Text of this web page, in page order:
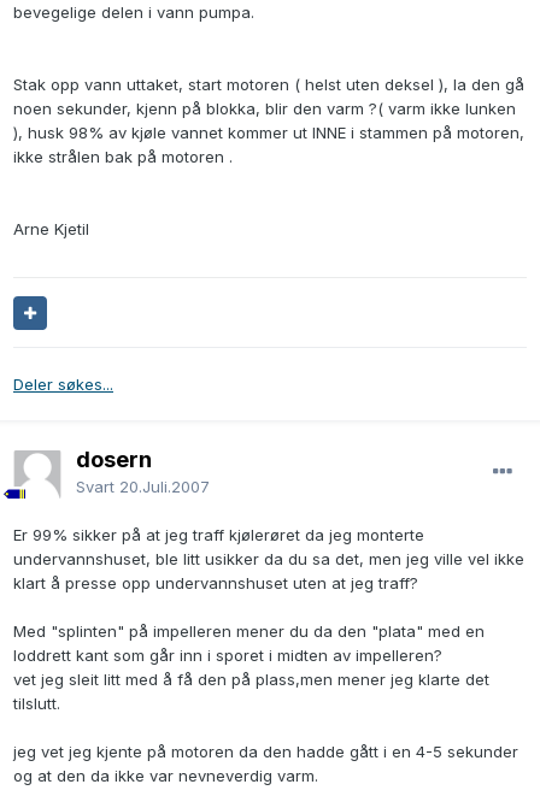
bevegelige delen i vann pumpa.
Stak opp vann uttaket, start motoren ( helst uten deksel ), la den gå
noen sekunder, kjenn på blokka, blir den varm ?( varm ikke lunken
), husk 98% av kjøle vannet kommer ut INNE i stammen på motoren,
ikke strålen bak på motoren .
Arne Kjetil
Deler søkes...
dosern
Svart 20.Juli.2007
Er 99% sikker på at jeg traff kjølerøret da jeg monterte
undervannshuset, ble litt usikker da du sa det, men jeg ville vel ikke
klart å presse opp undervannshuset uten at jeg traff?
Med "splinten" på impelleren mener du da den "plata" med en
loddrett kant som går inn i sporet i midten av impelleren?
vet jeg sleit litt med å få den på plass,men mener jeg klarte det
tilslutt.
jeg vet jeg kjente på motoren da den hadde gått i en 4-5 sekunder
og at den da ikke var nevneverdig varm.